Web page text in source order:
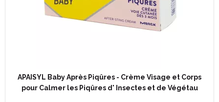
Formulé sans insecticide chimique, son action mécanique sur
APAISYL Baby Après Piqûres - Crème Visage et Corps
pour Calmer les Piqûres d' Insectes et de Végétau